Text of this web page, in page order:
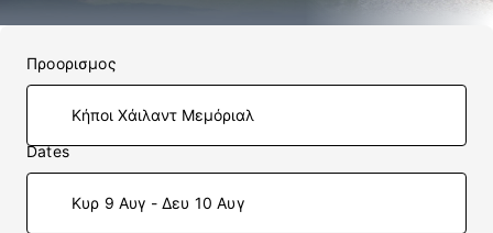
Προορισμος
Dates
Κυρ 9 Αυγ - Δευ 10 Αυγ